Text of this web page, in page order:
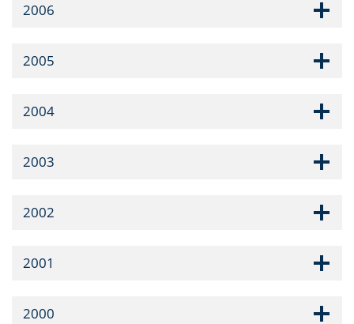
2006
2005
2004
2003
2002
2001
2000